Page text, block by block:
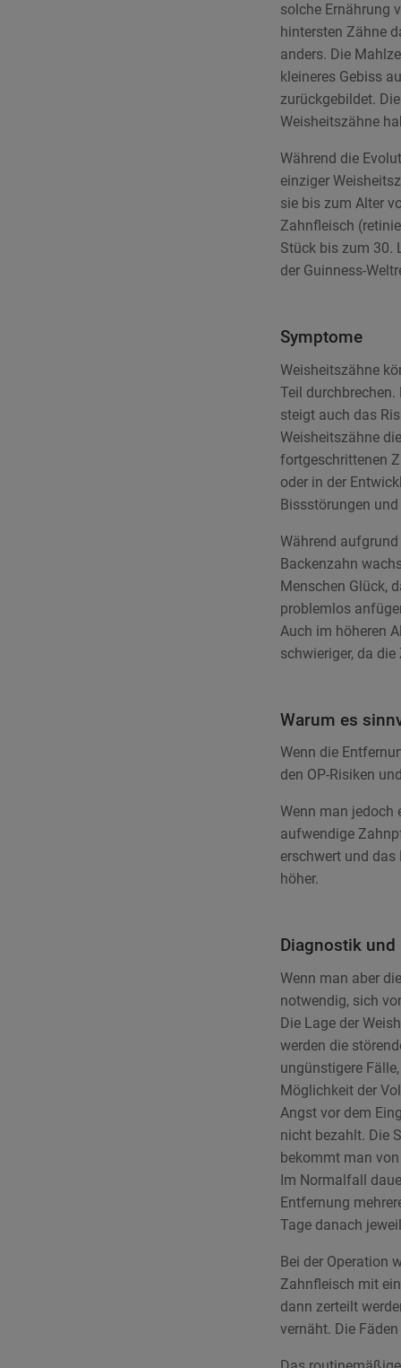
solche Ernährung
hintersten Zähne
anders. Die
kleineres Gebiss
zurückgebildet.
Weisheitszähne
Während die
einziger
sie bis zum Alter
Zahnfleisch
Stück bis zum 30.
der Guinness-
Symptome
Weisheitszähne
Teil
steigt auch das
Weisheitszähne
fortgeschrittenen
oder in der
Bissstörungen
Während
Backenzahn
Menschen Glück,
problemlos
Auch im höheren
schwieriger, da
Warum es
Wenn die
den OP-Risiken
Wenn man jedoch
aufwendige
erschwert und
höher.
Diagnostik
Wenn man aber
notwendig, sich
Die Lage der
werden die
ungünstigere
Möglichkeit der
Angst vor dem
nicht bezahlt. Die
bekommt man
Im Normalfall
Entfernung
Tage danach
Bei der Operation
Zahnfleisch mit
dann zerteilt
vernäht. Die